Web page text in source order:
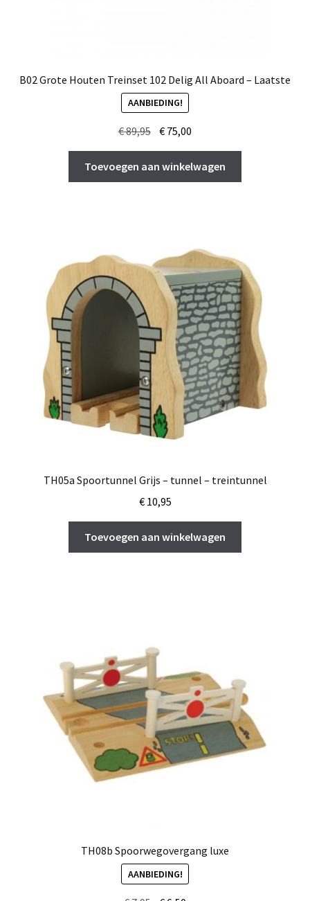
B02 Grote Houten Treinset 102 Delig All Aboard – Laatste
AANBIEDING!
€89,95 Oorspronkelijke
prijs
was:
€ 89,95.
€ 75,00
prijs
is:
€ 75,00.
Toevoegen aan winkelwagen
TH05a Spoortunnel Grijs – tunnel – treintunnel
€10,95
Toevoegen aan winkelwagen
TH08b Spoorwegovergang luxe
AANBIEDING!